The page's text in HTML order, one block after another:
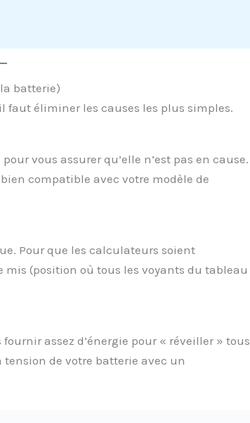
batterie)
faut éliminer les causes les plus simples.
vous assurer qu’elle n’est pas en cause.
compatible avec votre modèle de
Pour que les calculateurs soient
(position où tous les voyants du tableau
assez d’énergie pour « réveiller » tous
tension de votre batterie avec un